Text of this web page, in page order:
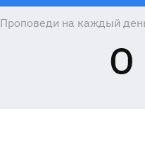
Проповеди на каждый
О